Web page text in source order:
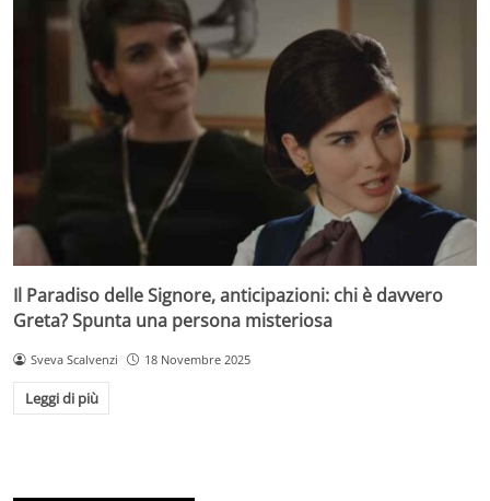
Il Paradiso delle Signore, anticipazioni: chi è davvero
Greta? Spunta una persona misteriosa
Sveva Scalvenzi 18 Novembre 2025
Leggi di più